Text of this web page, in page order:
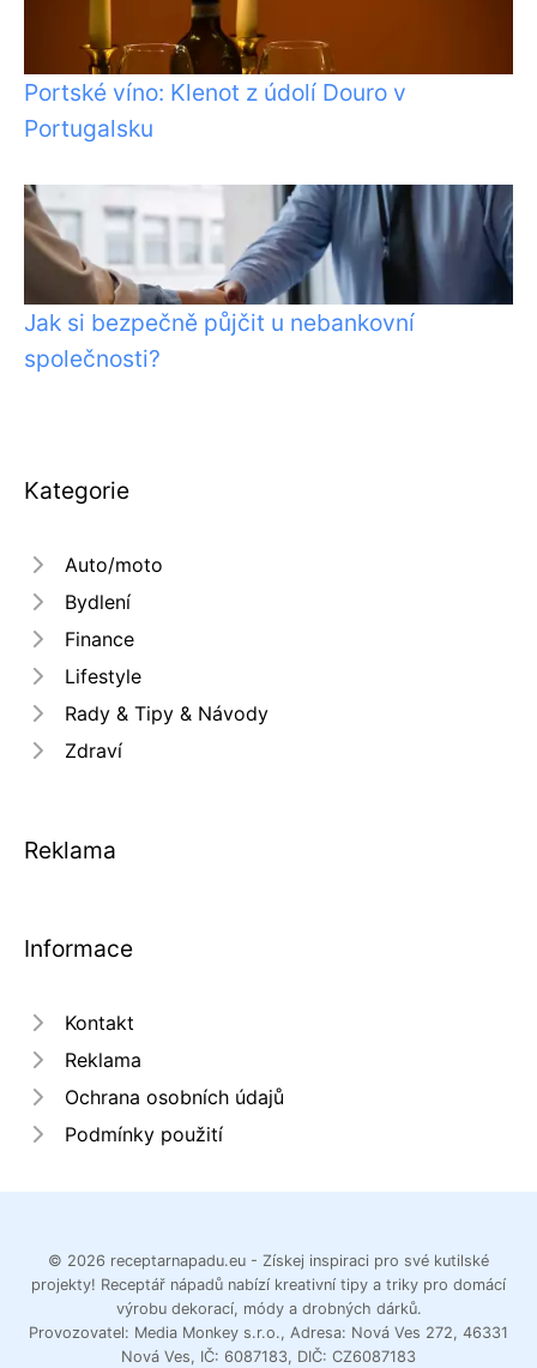
Portské víno: Klenot z údolí Douro v
Portugalsku
Jak si bezpečně půjčit u nebankovní
společnosti?
Kategorie
Auto/moto
Bydlení
Finance
Lifestyle
Rady & Tipy & Návody
Zdraví
Reklama
Informace
Kontakt
Reklama
Ochrana osobních údajů
Podmínky použití
© 2026 receptarnapadu.eu - Získej inspiraci pro své kutilské
projekty! Receptář nápadů nabízí kreativní tipy a triky pro domácí
výrobu dekorací, módy a drobných dárků.
Provozovatel: Media Monkey s.r.o., Adresa: Nová Ves 272, 46331
Nová Ves, IČ: 6087183, DIČ: CZ6087183